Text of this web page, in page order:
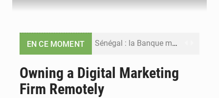
EN CE MOMENT Sénégal : la Banque mondiale annonce un financement de 340 milliards FCFA pour soutenir les priorités de la Vision Sénégal 2050
Owning a Digital Marketing
Firm Remotely